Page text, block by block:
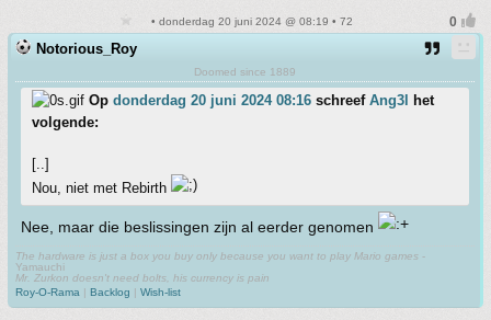
• donderdag 20 juni 2024 @ 08:19 • 72
Notorious_Roy
Doomed since 1889
Op donderdag 20 juni 2024 08:16 schreef Ang3l
het
volgende:
[..]
Nou, niet met Rebirth
Nee, maar die beslissingen zijn al eerder genomen
The hardware is just a box you buy only because you want to play Mario games -
Yamauchi
Mr. Zurkon doesn't need bolts, his currency is pain
Roy-O-Rama
Backlog Wish-list